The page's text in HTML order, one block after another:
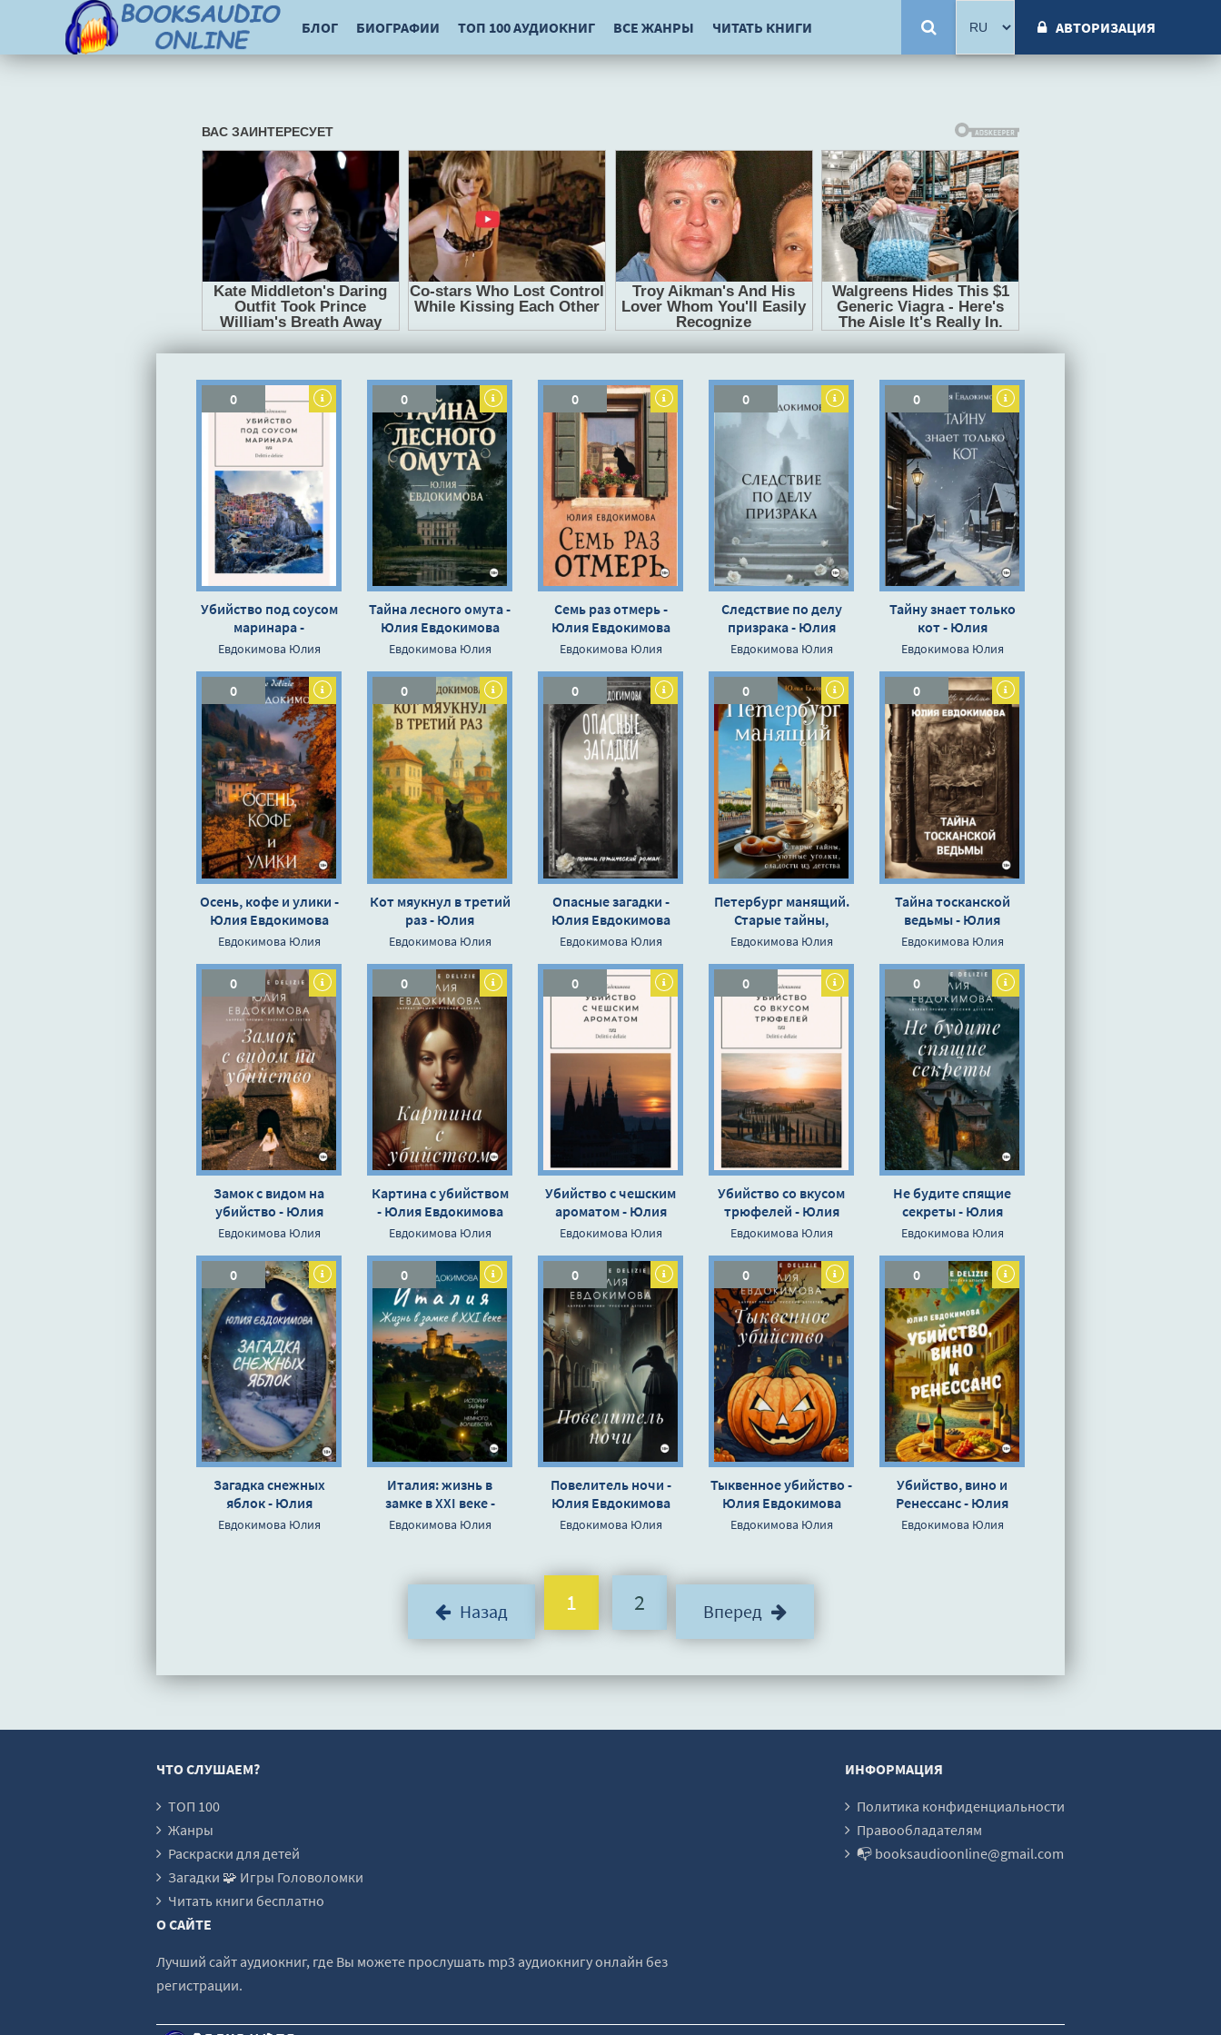
БЛОГ БИОГРАФИИ ТОП 100 АУДИОКНИГ ВСЕ ЖАНРЫ ЧИТАТЬ КНИГИ АВТОРИЗАЦИЯ
0
Убийство под соусом
маринара -
Евдокимова Юлия
Евдокимова Юлия
0
Тайна лесного омута -
Юлия Евдокимова
Евдокимова Юлия
0
Семь раз отмерь -
Юлия Евдокимова
Евдокимова Юлия
0
Следствие по делу
призрака - Юлия
Евдокимова
Евдокимова Юлия
0
Тайну знает только
кот - Юлия
Евдокимова
Евдокимова Юлия
0
Осень, кофе и улики -
Юлия Евдокимова
Евдокимова Юлия
0
Кот мяукнул в третий
раз - Юлия
Евдокимова
Евдокимова Юлия
0
Опасные загадки -
Юлия Евдокимова
Евдокимова Юлия
0
Петербург манящий.
Старые тайны,
уютные уголки,
Юлия Евдокимова
Евдокимова Юлия
0
Тайна тосканской
ведьмы - Юлия
Евдокимова
Евдокимова Юлия
0
Замок с видом на
убийство - Юлия
Евдокимова
Евдокимова Юлия
0
Картина с убийством
- Юлия Евдокимова
Евдокимова Юлия
0
Убийство с чешским
ароматом - Юлия
Евдокимова
Евдокимова Юлия
0
Убийство со вкусом
трюфелей - Юлия
Евдокимова
Евдокимова Юлия
0
Не будите спящие
секреты - Юлия
Евдокимова
Евдокимова Юлия
0
Загадка снежных
яблок - Юлия
Евдокимова
Евдокимова Юлия
0
Италия: жизнь в
замке в XXI веке -
Юлия Евдокимова
Евдокимова Юлия
0
Повелитель ночи -
Юлия Евдокимова
Евдокимова Юлия
0
Тыквенное убийство -
Юлия Евдокимова
Евдокимова Юлия
0
Убийство, вино и
Ренессанс - Юлия
Евдокимова
Евдокимова Юлия
Назад 1 2 Вперед
ЧТО СЛУШАЕМ?
ТОП 100
Жанры
Раскраски для детей
Загадки 🧩 Игры Головоломки
Читать книги бесплатно
ИНФОРМАЦИЯ
Политика конфиденциальности
Правообладателям
📭 booksaudioonline@gmail.com
О САЙТЕ
Лучший сайт аудиокниг, где Вы можете прослушать mp3 аудиокнигу онлайн без
регистрации.